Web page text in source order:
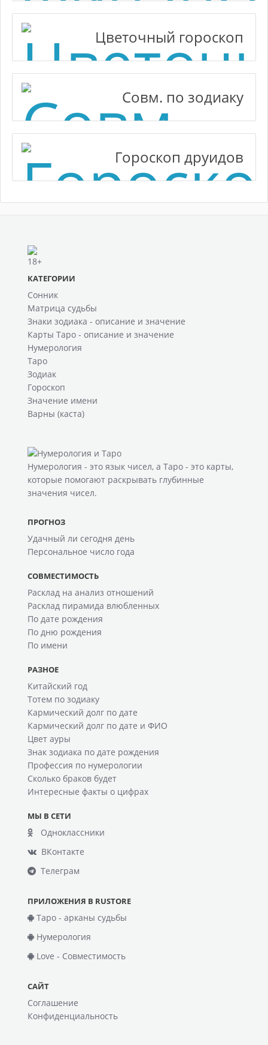
Цветочный гороскоп
Совм. по зодиаку
Гороскоп друидов
КАТЕГОРИИ
Сонник
Матрица судьбы
Знаки зодиака - описание и значение
Карты Таро - описание и значение
Нумерология
Таро
Зодиак
Гороскоп
Значение имени
Варны (каста)
Нумерология - это язык чисел, а Таро - это карты,
которые помогают раскрывать глубинные
значения чисел.
ПРОГНОЗ
Удачный ли сегодня день
Персональное число года
СОВМЕСТИМОСТЬ
Расклад на анализ отношений
Расклад пирамида влюбленных
По дате рождения
По дню рождения
По имени
РАЗНОЕ
Китайский год
Тотем по зодиаку
Кармический долг по дате
Кармический долг по дате и ФИО
Цвет ауры
Знак зодиака по дате рождения
Профессия по нумерологии
Сколько браков будет
Интересные факты о цифрах
МЫ В СЕТИ
Одноклассники
ВКонтакте
Телеграм
ПРИЛОЖЕНИЯ В RUSTORE
Таро - арканы судьбы
Нумерология
Love - Совместимость
САЙТ
Соглашение
Конфиденциальность